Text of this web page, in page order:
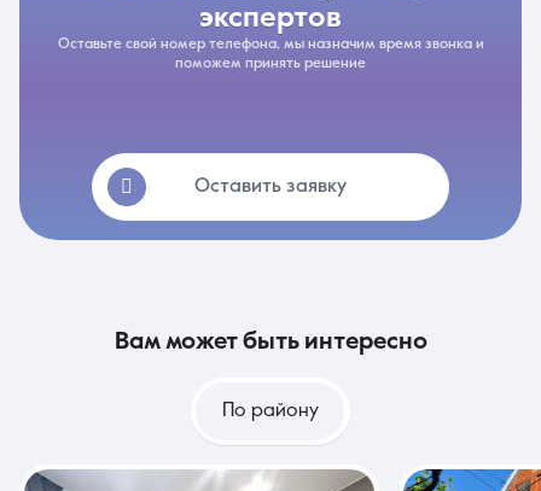
экспертов
Оставьте свой номер телефона, мы назначим время звонка и
поможем принять решение
Оставить заявку
вам может быть интересно
По району